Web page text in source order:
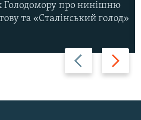
Назад Вперед
Голодомору про нинішню
та «Сталінський голод»